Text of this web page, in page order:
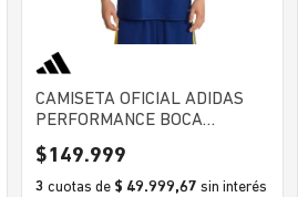
CAMISETA OFICIAL ADIDAS
PERFORMANCE BOCA
JUNIORS HOME HOMBRE
$149.999
3 cuotas de $ 49.999,67 sin interés